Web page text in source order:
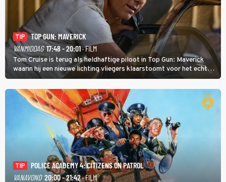
TIP
TOP GUN: MAVERICK
VANMIDDAG 17:48 - 20:01· FILM
Tom Cruise is terug als heldhaftige piloot in Top Gun: Maverick
waarin hij een nieuwe lichting vliegers klaarstoomt voor het echte
werk.
TIP
POLICE ACADEMY 4: CITIZENS ON PATROL
VANAVOND 20:00 - 21:42· FILM